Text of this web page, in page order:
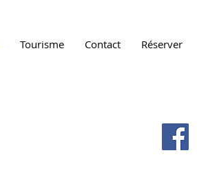
Tourisme Contact Réserver